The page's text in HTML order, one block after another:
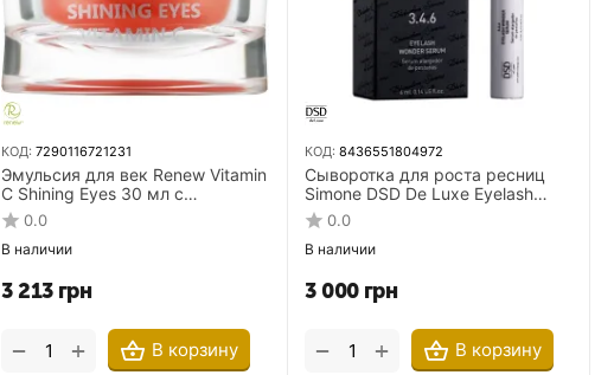
КОД: 7290116721231
Эмульсия для век Renew Vitamin
C Shining Eyes 30 мл с
витамином С
0.0
В наличии
3 213 грн
В корзину
+
−
КОД: 8436551804972
Сыворотка для роста ресниц
Simone DSD De Luxe Eyelash
Wonder Serum №3.4.6 4 мл
0.0
В наличии
3 000 грн
В корзину
+
−